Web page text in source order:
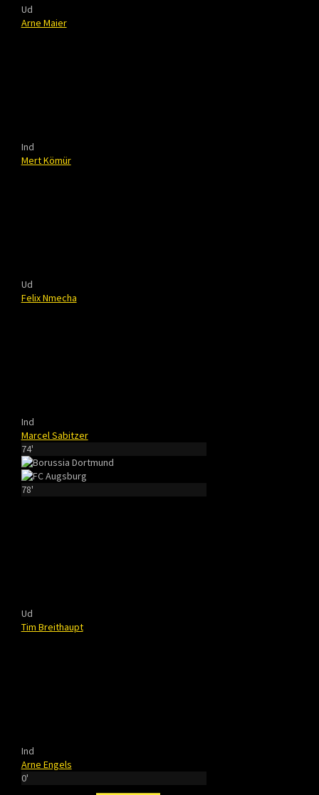
Ud
Arne Maier
Ind
Mert Kömür
Ud
Felix Nmecha
Ind
Marcel Sabitzer
74'
78'
Ud
Tim Breithaupt
Ind
Arne Engels
0'